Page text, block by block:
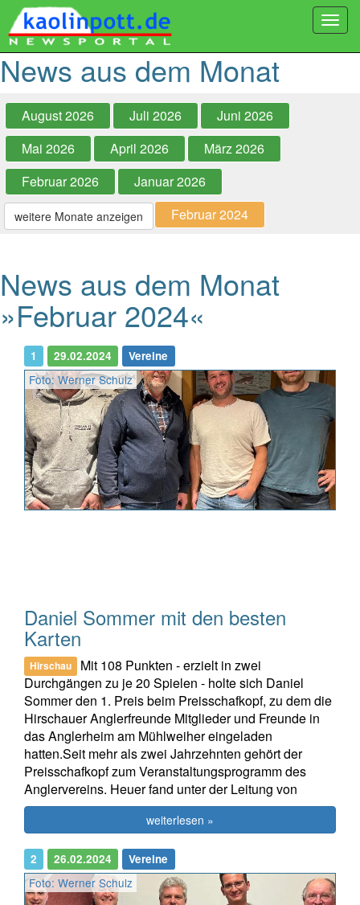
News aus dem Monat
August 2026 Juli 2026
Juni 2026
Mai 2026
April 2026
März 2026
Februar 2026
Januar 2026
weitere Monate anzeigen Februar 2024
News aus dem Monat
»Februar 2024«
1 29.02.2024 Vereine
Foto: Werner Schulz
Daniel Sommer mit den besten
Karten
Hirschau
Mit 108 Punkten - erzielt in zwei
Durchgängen zu je 20 Spielen - holte sich Daniel
Sommer den 1. Preis beim Preisschafkopf, zu dem die
Hirschauer Anglerfreunde Mitglieder und Freunde in
das Anglerheim am Mühlweiher eingeladen
hatten.Seit mehr als zwei Jahrzehnten gehört der
Preisschafkopf zum Veranstaltungsprogramm des
Anglervereins. Heuer fand unter der Leitung von
weiterlesen »
2 26.02.2024 Vereine
Foto: Werner Schulz